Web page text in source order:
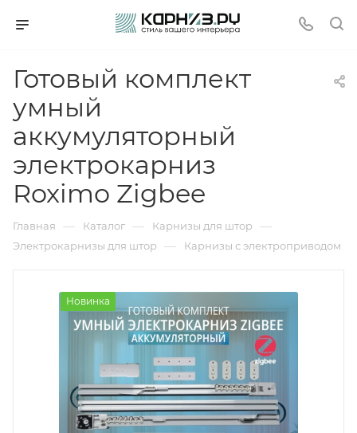
Готовый комплект
умный
аккумуляторный
электрокарниз
Roximo Zigbee
Главная — Каталог — Карнизы для штор —
Электрокарнизы для штор — Карнизы с электроприводом
Новинка